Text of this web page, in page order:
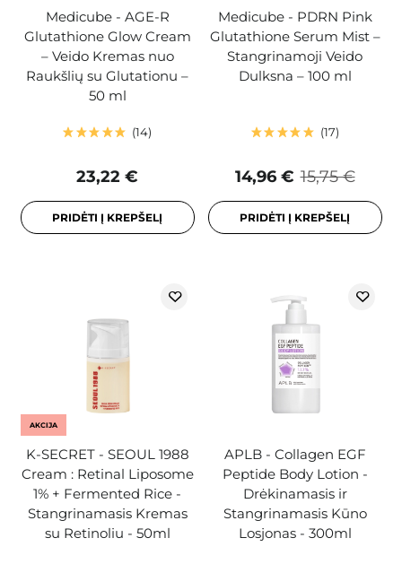
Medicube - AGE-R
Glutathione Glow Cream
– Veido Kremas nuo
Raukšlių su Glutationu –
50 ml
14
23,22 €
PRIDĖTI Į KREPŠELĮ
Medicube - PDRN Pink
Glutathione Serum Mist –
Stangrinamoji Veido
Dulksna – 100 ml
17
15,75 €
14,96 €
PRIDĖTI Į KREPŠELĮ
AKCIJA
K-SECRET - SEOUL 1988
Cream : Retinal Liposome
1% + Fermented Rice -
Stangrinamasis Kremas
su Retinoliu - 50ml
APLB - Collagen EGF
Peptide Body Lotion -
Drėkinamasis ir
Stangrinamasis Kūno
Losjonas - 300ml